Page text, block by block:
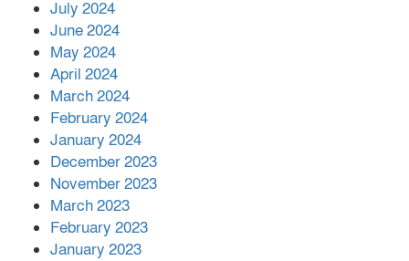
July 2024
June 2024
May 2024
April 2024
March 2024
February 2024
January 2024
December 2023
November 2023
March 2023
February 2023
January 2023